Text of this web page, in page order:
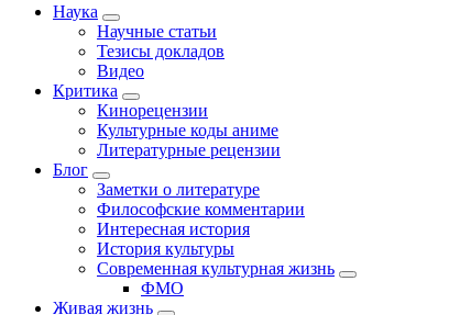
Наука
Научные статьи
Тезисы докладов
Видео
Критика
Кинорецензии
Культурные коды аниме
Литературные рецензии
Блог
Заметки о литературе
Философские комментарии
Интересная история
История культуры
Современная культурная жизнь
ФМО
Живая жизнь